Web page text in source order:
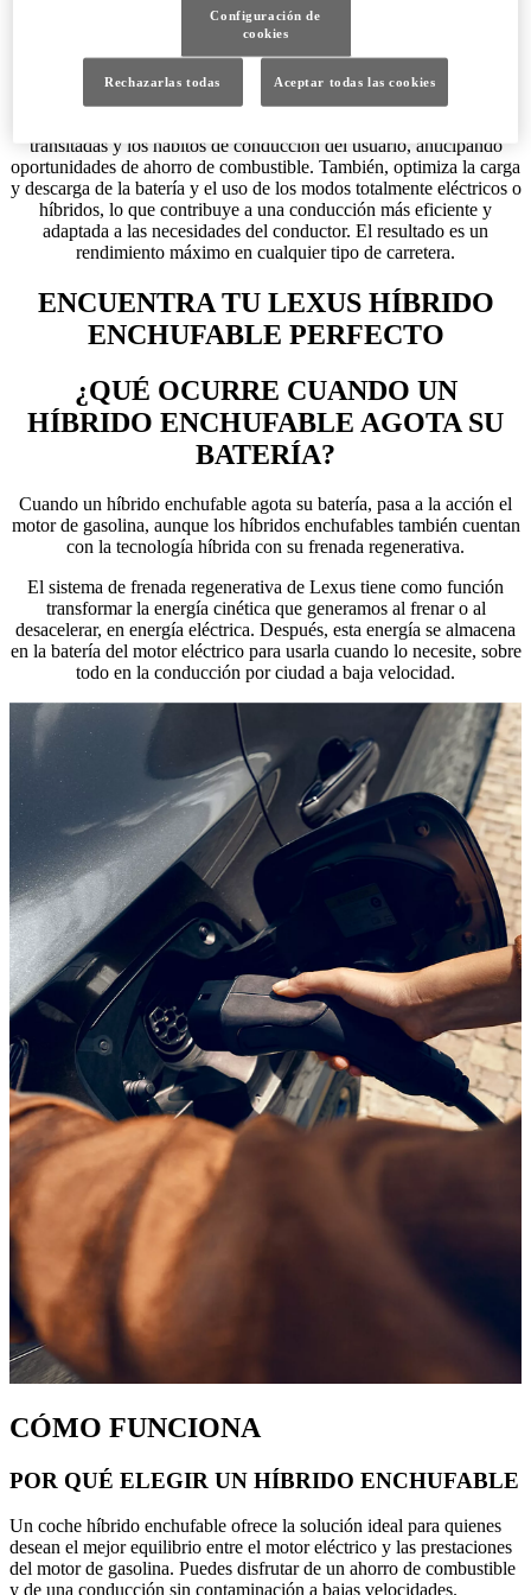
máxima eficiencia a velocidades más altas, pero también
proporciona un respaldo cuando la batería se agota.
Además, los híbridos enchufables Lexus incorporan una tecnología
puntera en cuanto a eficiencia: la Conducción Eficiente Predictiva.
transitadas y los hábitos de conducción del usuario, anticipando
oportunidades de ahorro de combustible. También, optimiza la carga
y descarga de la batería y el uso de los modos totalmente eléctricos o
híbridos, lo que contribuye a una conducción más eficiente y
adaptada a las necesidades del conductor. El resultado es un
rendimiento máximo en cualquier tipo de carretera.
ENCUENTRA TU LEXUS HÍBRIDO
ENCHUFABLE PERFECTO
¿QUÉ OCURRE CUANDO UN
HÍBRIDO ENCHUFABLE AGOTA SU
BATERÍA?
Cuando un híbrido enchufable agota su batería, pasa a la acción el
motor de gasolina, aunque los híbridos enchufables también cuentan
con la tecnología híbrida con su frenada regenerativa.
El sistema de frenada regenerativa de Lexus tiene como función
transformar la energía cinética que generamos al frenar o al
desacelerar, en energía eléctrica. Después, esta energía se almacena
en la batería del motor eléctrico para usarla cuando lo necesite, sobre
todo en la conducción por ciudad a baja velocidad.
CÓMO FUNCIONA
POR QUÉ ELEGIR UN HÍBRIDO ENCHUFABLE
Un coche híbrido enchufable ofrece la solución ideal para quienes
desean el mejor equilibrio entre el motor eléctrico y las prestaciones
del motor de gasolina. Puedes disfrutar de un ahorro de combustible
y de una conducción sin contaminación a bajas velocidades.
Configuración de
cookies
Rechazarlas todas Aceptar todas las cookies